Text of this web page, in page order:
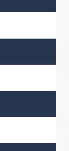
県」
ン